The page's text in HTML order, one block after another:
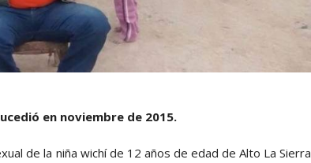
en noviembre de 2015.
de la niña wichí de 12 años de edad de Alto La Sierra